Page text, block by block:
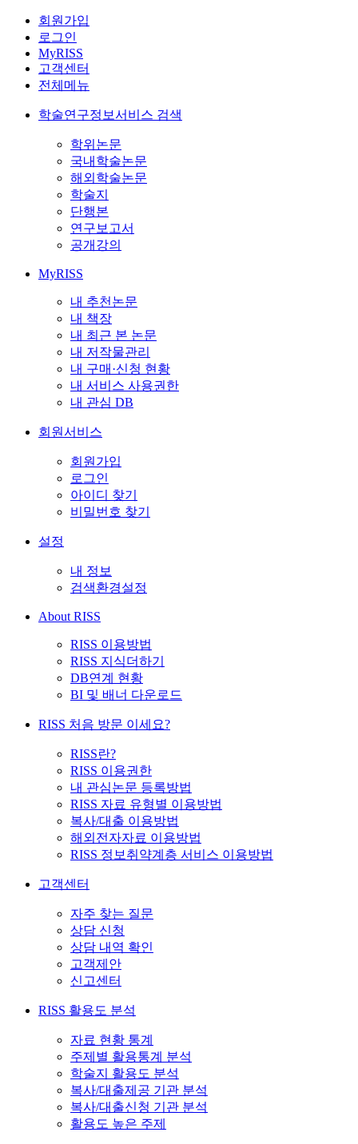
회원가입
로그인
MyRISS
고객센터
전체메뉴
학술연구정보서비스 검색
학위논문
국내학술논문
해외학술논문
학술지
단행본
연구보고서
공개강의
MyRISS
내 추천논문
내 책장
내 최근 본 논문
내 저작물관리
내 구매·신청 현황
내 서비스 사용권한
내 관심 DB
회원서비스
회원가입
로그인
아이디 찾기
비밀번호 찾기
설정
내 정보
검색환경설정
About RISS
RISS 이용방법
RISS 지식더하기
DB연계 현황
BI 및 배너 다운로드
RISS 처음 방문 이세요?
RISS란?
RISS 이용권한
내 관심논문 등록방법
RISS 자료 유형별 이용방법
복사/대출 이용방법
해외전자자료 이용방법
RISS 정보취약계층 서비스 이용방법
고객센터
자주 찾는 질문
상담 신청
상담 내역 확인
고객제안
신고센터
RISS 활용도 분석
자료 현황 통계
주제별 활용통계 분석
학술지 활용도 분석
복사/대출제공 기관 분석
복사/대출신청 기관 분석
활용도 높은 주제